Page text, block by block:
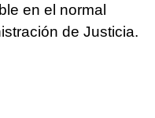
en el normal
de Justicia.